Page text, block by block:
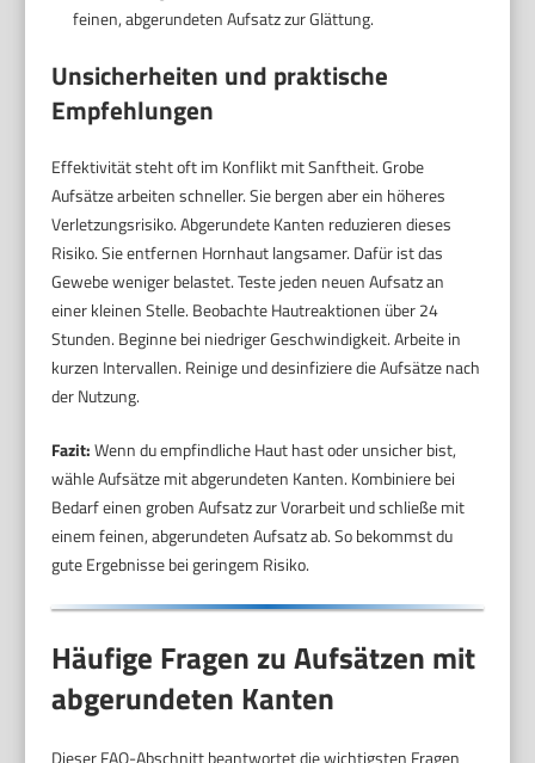
feinen, abgerundeten Aufsatz zur Glättung.
Unsicherheiten und praktische
Empfehlungen
Effektivität steht oft im Konflikt mit Sanftheit. Grobe
Aufsätze arbeiten schneller. Sie bergen aber ein höheres
Verletzungsrisiko. Abgerundete Kanten reduzieren dieses
Risiko. Sie entfernen Hornhaut langsamer. Dafür ist das
Gewebe weniger belastet. Teste jeden neuen Aufsatz an
einer kleinen Stelle. Beobachte Hautreaktionen über 24
Stunden. Beginne bei niedriger Geschwindigkeit. Arbeite in
kurzen Intervallen. Reinige und desinfiziere die Aufsätze nach
der Nutzung.
Fazit:Wenn du empfindliche Haut hast oder unsicher bist,
wähle Aufsätze mit abgerundeten Kanten. Kombiniere bei
Bedarf einen groben Aufsatz zur Vorarbeit und schließe mit
einem feinen, abgerundeten Aufsatz ab. So bekommst du
gute Ergebnisse bei geringem Risiko.
Häufige Fragen zu Aufsätzen mit
abgerundeten Kanten
Dieser FAQ-Abschnitt beantwortet die wichtigsten Fragen